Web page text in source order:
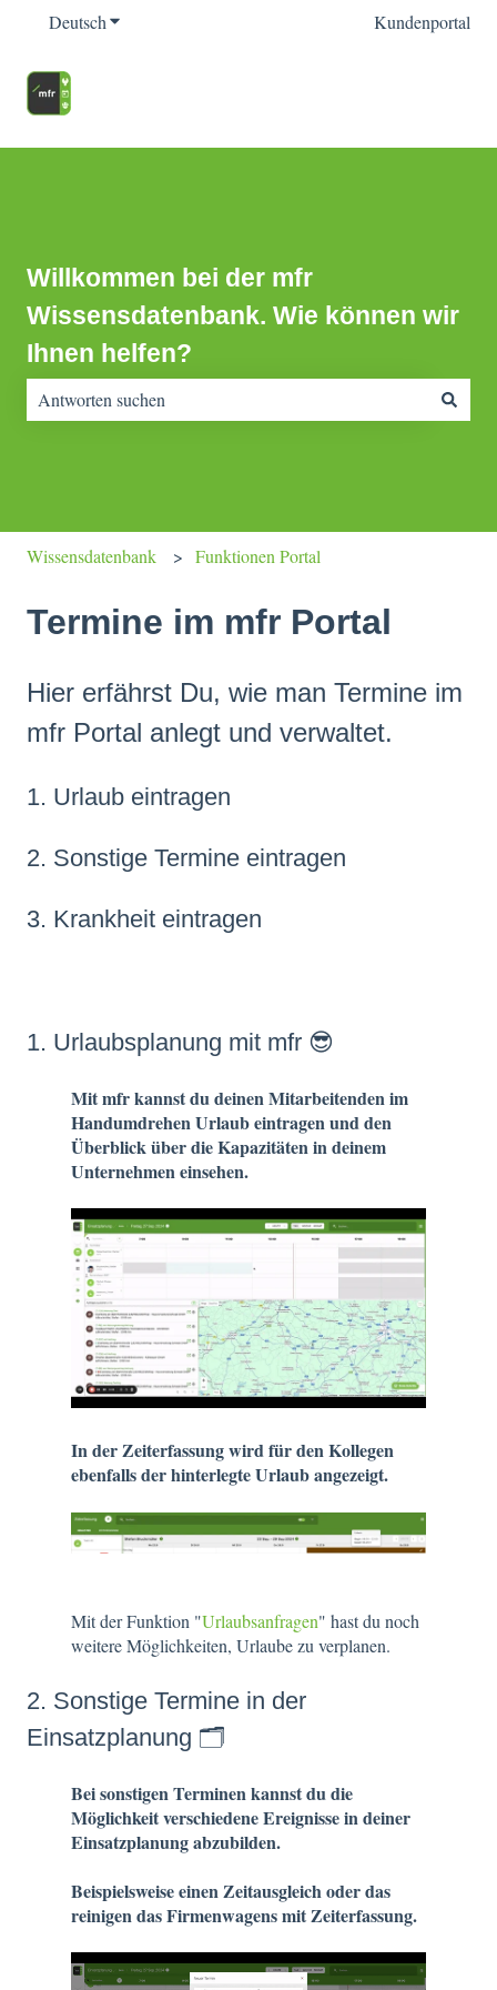
DeutschUntermenü für Übersetzungen anzeigenKundenportal
Willkommen bei der mfr
Wissensdatenbank. Wie können wir
Ihnen helfen?
Wissensdatenbank Funktionen Portal
Termine im mfr Portal
Hier erfährst Du, wie man Termine im
mfr Portal anlegt und verwaltet.
1. Urlaub eintragen
2. Sonstige Termine eintragen
3. Krankheit eintragen
1. Urlaubsplanung mit mfr 😎
Mit mfr kannst du deinen Mitarbeitenden im
Handumdrehen Urlaub eintragen und den
Überblick über die Kapazitäten in deinem
Unternehmen einsehen.
In der Zeiterfassung wird für den Kollegen
ebenfalls der hinterlegte Urlaub angezeigt.
Mit der Funktion "Urlaubsanfragen" hast du noch
weitere Möglichkeiten, Urlaube zu verplanen.
2. Sonstige Termine in der
Einsatzplanung 🗂️
Bei sonstigen Terminen kannst du die
Möglichkeit verschiedene Ereignisse in deiner
Einsatzplanung abzubilden.
Beispielsweise einen Zeitausgleich oder das
reinigen das Firmenwagens mit Zeiterfassung.